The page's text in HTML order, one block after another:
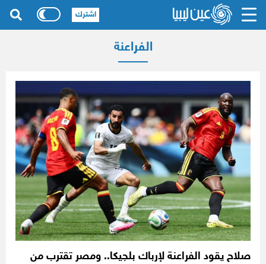
الفراعنة
صلاح يقود الفراعنة لإرباك بلجيكا.. ومصر تقترب من
اشترك